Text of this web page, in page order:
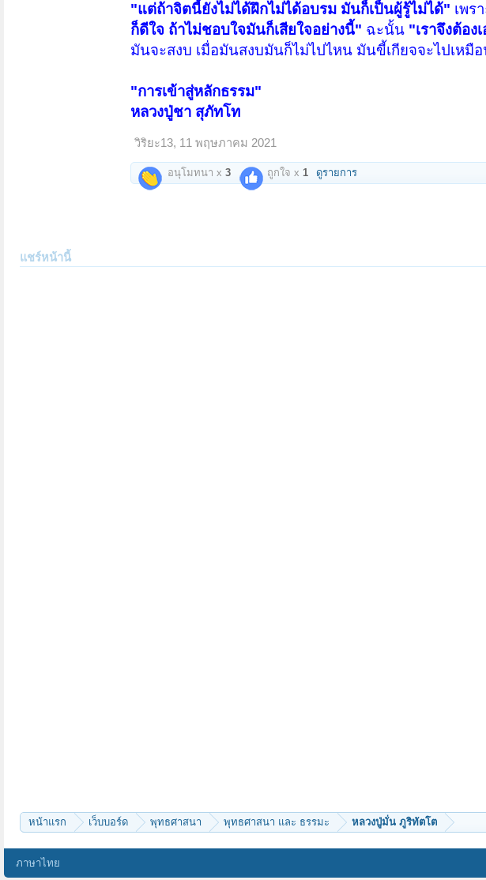
"แต่ถ้าจิตนี้ยังไม่ได้ฝึกไม่ได้อบรม มันก็เป็นผู้รู้ไม่ได้" เพร
ก็ดีใจ ถ้าไม่ชอบใจมันก็เสียใจอย่างนี้" ฉะนั้น "เราจึงต้อ
มันจะสงบ เมื่อมันสงบมันก็ไม่ไปไหน มันขี้เกียจจะไปเหมื
"การเข้าสู่หลักธรรม"
หลวงปู่ชา สุภัทโท
วิริยะ13, 11 พฤษภาคม 2021
อนุโมทนา x 3 ถูกใจ x 1 ดูรายการ
แชร์หน้านี้
หน้าแรก เว็บบอร์ด พุทธศาสนา พุทธศาสนา และ ธรรมะ หลวงปู่มั่น ภูริทัตโต
ภาษาไทย